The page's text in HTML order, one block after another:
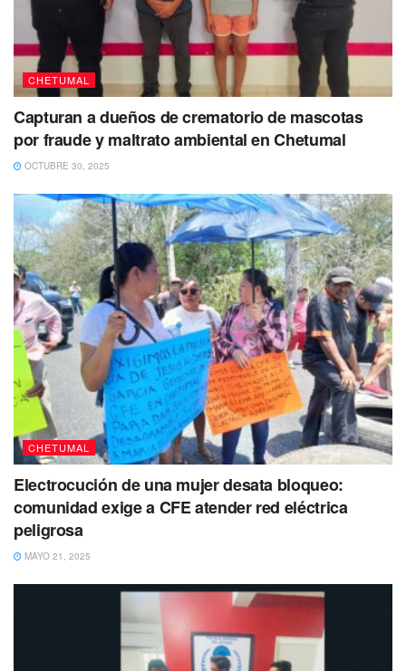
CHETUMAL
Capturan a dueños de crematorio de mascotas
por fraude y maltrato ambiental en Chetumal
OCTUBRE 30, 2025
CHETUMAL
Electrocución de una mujer desata bloqueo:
comunidad exige a CFE atender red eléctrica
peligrosa
MAYO 21, 2025